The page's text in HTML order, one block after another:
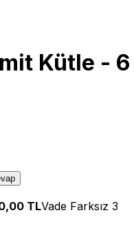
Kütle - 6
TLVade Farksız 3